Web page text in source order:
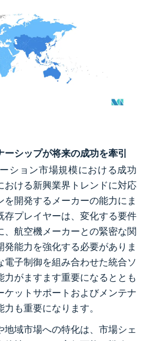
はCC BY 4.0の表示が必要です。
シップが将来の成功を牽引
ション市場規模における成功
おける新興業界トレンドに対応
を開発するメーカーの能力にま
存プレイヤーは、変化する要件
、航空機メーカーとの緊密な関
能力を強化する必要がありま
子制御を組み合わせた統合ソ
力がますます重要になるととも
ケットサポートおよびメンテナ
も重要になります。
域市場への特化は、市場シェ